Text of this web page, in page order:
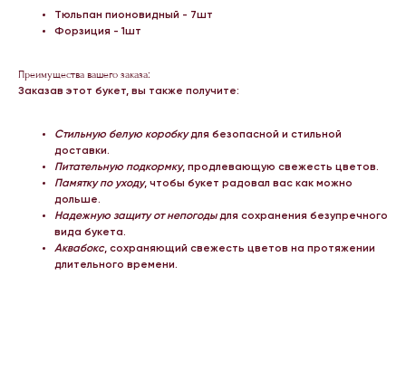
Тюльпан пионовидный - 7шт
Форзиция - 1шт
Преимущества вашего заказа:
Заказав этот букет, вы также получите:
Стильную белую коробкудля безопасной и стильной
доставки.
Питательную подкормку, продлевающую свежесть цветов.
Памятку по уходу, чтобы букет радовал вас как можно
дольше.
Надежную защиту от непогодыдля сохранения безупречного
вида букета.
Аквабокс, сохраняющий свежесть цветов на протяжении
длительного времени.